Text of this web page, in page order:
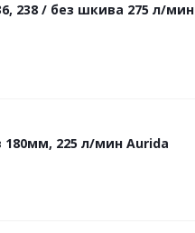
238 / без шкива 275 л/мин
225 л/мин Aurida